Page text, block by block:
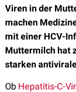
Viren in der
machen
mit einer HCV-
Muttermilch hat
starken
Ob Hepatitis-C-